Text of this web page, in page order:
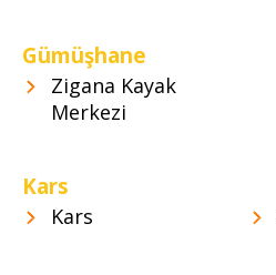
Gümüşhane
Zigana Kayak
Merkezi
Kars
Kars